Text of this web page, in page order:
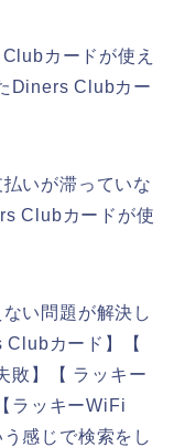
カードが使え
Diners Clubカー
いが滞っていな
Clubカードが使
い問題が解決し
カード】【
】【 ラッキー
ラッキーWiFi
感じで検索をし